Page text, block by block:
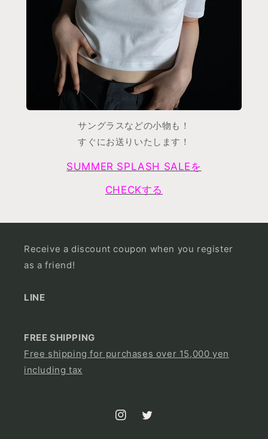
サングラスなどの小物も！
すぐにお送りいたします！
SUMMER SPLASH SALEを
CHECKする
Receive a discount coupon when you register
as a friend!
LINE
FREE SHIPPING
Free shipping for purchases over 15,000 yen
including tax
InstagramTwitter